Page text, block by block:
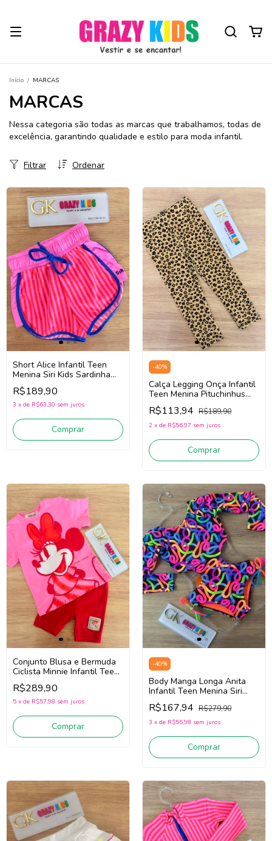
Início / MARCAS
MARCAS
Nessa categoria são todas as marcas que trabalhamos, todas de
excelência, garantindo qualidade e estilo para moda infantil.
Ordenar
Filtrar
Short Alice Infantil Teen
Menina Siri Kids Sardinha
43016
(Rosa/Vermelho/Azul)
R$189,90
3 x de R$63,30 sem juros
Comprar
-40%
Calça Legging Onça Infantil
Teen Menina Pituchinhus
30235 (Bege/Preto)
R$113,94 R$189,90
2 x de R$56,97 sem juros
Comprar
Conjunto Blusa e Bermuda
Ciclista Minnie Infantil Teen
Menina Animé P6705
(Rosa/Vermelho)
R$289,90
5 x de R$57,98 sem juros
Comprar
-40%
Body Manga Longa Anita
Infantil Teen Menina Siri
kids Embolada 40206
(Preto/Laranja/Rosa)
R$167,94 R$279,90
3 x de R$55,98 sem juros
Comprar